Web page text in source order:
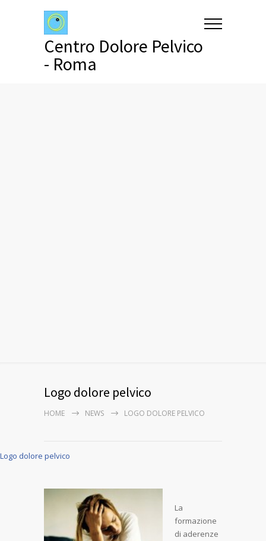
Centro Dolore Pelvico
- Roma
Logo dolore pelvico
HOME NEWS LOGO DOLORE PELVICO
Logo dolore pelvico
La
formazione
di aderenze